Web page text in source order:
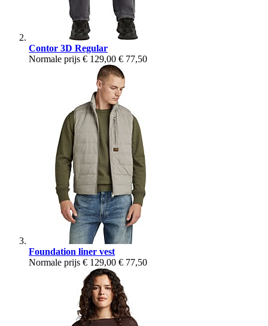
Contor 3D Regular
Normale prijs € 129,00 € 77,50
Foundation liner vest
Normale prijs € 129,00 € 77,50